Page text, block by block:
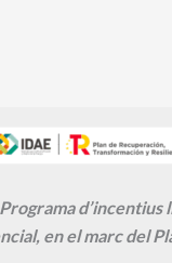
d’incentius
en el marc del